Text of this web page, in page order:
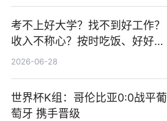
考不上好大学？找不到好工作？
收入不称心？按时吃饭、好好睡
觉
2026-06-28
世界杯K组：哥伦比亚0:0战平葡
萄牙 携手晋级